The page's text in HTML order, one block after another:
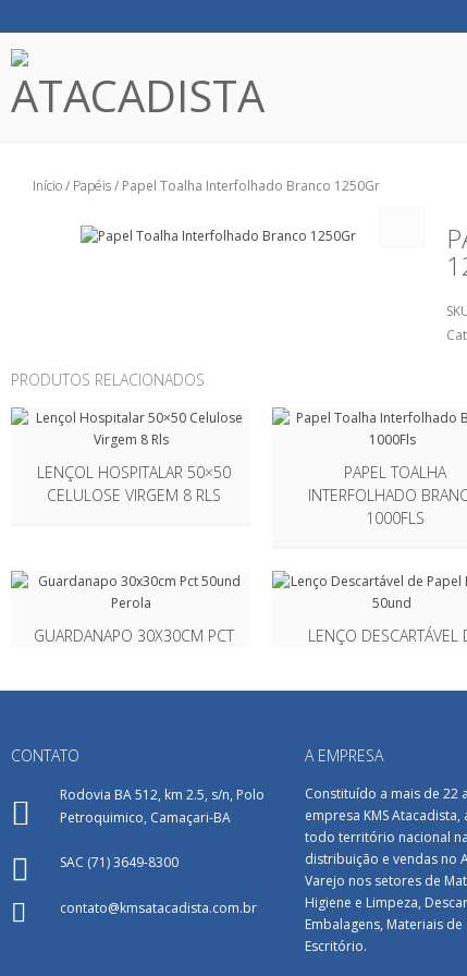
Início/ Papéis/ Papel Toalha Interfolhado Branco 1250Gr
PRODUTOS RELACIONADOS
LENÇOL HOSPITALAR 50×50
CELULOSE VIRGEM 8 RLS
PAPEL TOALHA
INTERFOLHADO
1000FLS
GUARDANAPO 30X30CM PCT
LENÇO DESCARTÁVEL
PAPEL TOALHA
INTERFOLHADO CELULOSE
PAPEL HIGIÊNICO
SOFT FOLHA
4X30MT
CONTATO
Rodovia BA 512, km 2.5, s/n, Polo
Petroquimico, Camaçari-BA
SAC (71) 3649-8300
contato@kmsatacadista.com.br
A EMPRESA
Constituído a mais de 22
empresa KMS Atacadista,
todo território nacional na
distribuição e vendas no
Varejo nos setores de
Higiene e Limpeza,
Embalagens, Materiais de
Escritório.